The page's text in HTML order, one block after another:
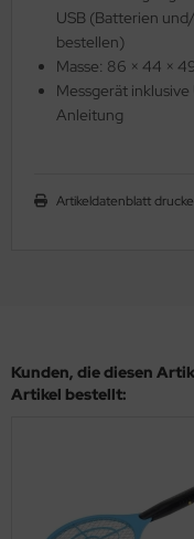
USB (Batterien
bestellen)
Masse: 86 × 44 ×
Messgerät
Anleitung
Artikeldatenblatt
Kunden, die diesen
Artikel bestellt: